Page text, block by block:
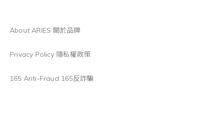
About ARIES 關於品牌
Privacy Policy 隱私權政策
165 Anti-Fraud 165反詐騙